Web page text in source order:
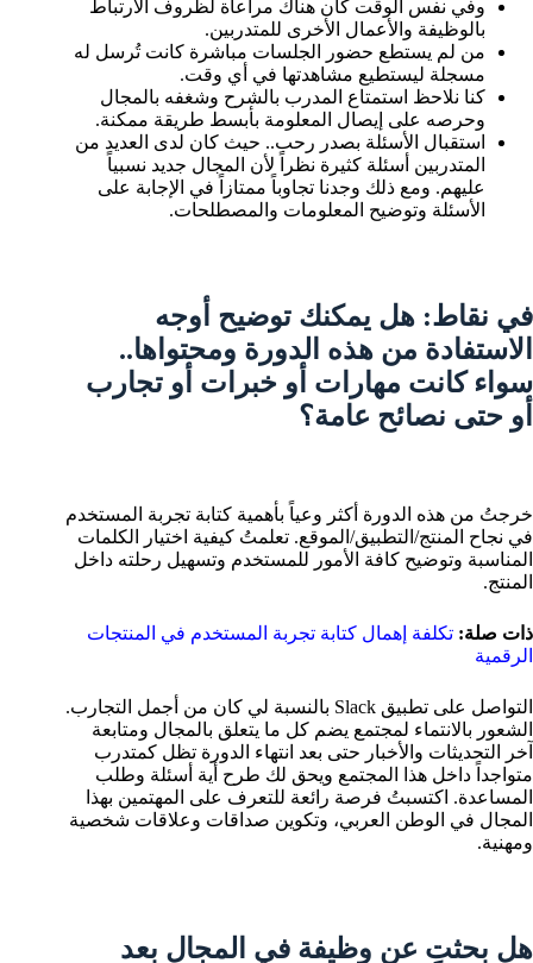
وفي نفس الوقت كان هناك مراعاة لظروف الارتباط
بالوظيفة والأعمال الأخرى للمتدربين.
من لم يستطع حضور الجلسات مباشرة كانت تُرسل له
مسجلة ليستطيع مشاهدتها في أي وقت.
كنا نلاحظ استمتاع المدرب بالشرح وشغفه بالمجال
وحرصه على إيصال المعلومة بأبسط طريقة ممكنة.
استقبال الأسئلة بصدر رحب.. حيث كان لدى العديد من
المتدربين أسئلة كثيرة نظراً لأن المجال جديد نسبياً
عليهم. ومع ذلك وجدنا تجاوباً ممتازاً في الإجابة على
الأسئلة وتوضيح المعلومات والمصطلحات.
في نقاط: هل يمكنك توضيح أوجه
الاستفادة من هذه الدورة ومحتواها..
سواء كانت مهارات أو خبرات أو تجارب
أو حتى نصائح عامة؟
خرجتُ من هذه الدورة أكثر وعياً بأهمية كتابة تجربة المستخدم
في نجاح المنتج/التطبيق/الموقع. تعلمتُ كيفية اختيار الكلمات
المناسبة وتوضيح كافة الأمور للمستخدم وتسهيل رحلته داخل
المنتج.
ذات صلة: تكلفة إهمال كتابة تجربة المستخدم في المنتجات
الرقمية
التواصل على تطبيق Slack بالنسبة لي كان من أجمل التجارب.
الشعور بالانتماء لمجتمع يضم كل ما يتعلق بالمجال ومتابعة
آخر التحديثات والأخبار حتى بعد انتهاء الدورة تظل كمتدرب
متواجداً داخل هذا المجتمع ويحق لك طرح أية أسئلة وطلب
المساعدة. اكتسبتُ فرصة رائعة للتعرف على المهتمين بهذا
المجال في الوطن العربي، وتكوين صداقات وعلاقات شخصية
ومهنية.
هل بحثتِ عن وظيفة في المجال بعد